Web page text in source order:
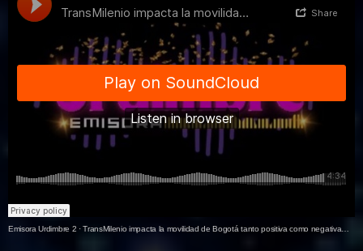
Emisora Urdimbre 2 ·TransMilenio impacta la movilidad de Bogotá tanto positiva como negativamente